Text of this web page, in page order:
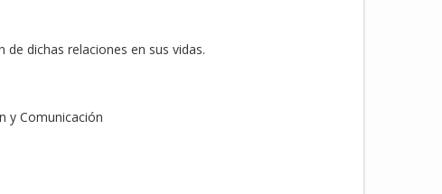
dichas relaciones en sus vidas.
y Comunicación